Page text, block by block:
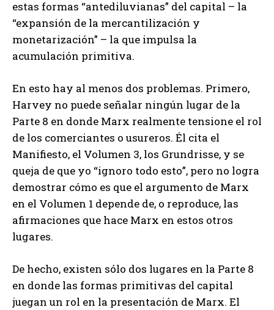
estas formas “antediluvianas” del capital – la
“expansión de la mercantilización y
monetarización” – la que impulsa la
acumulación primitiva.
En esto hay al menos dos problemas. Primero,
Harvey no puede señalar ningún lugar de la
Parte 8 en donde Marx realmente tensione el rol
de los comerciantes o usureros. Él cita el
Manifiesto, el Volumen 3, los Grundrisse, y se
queja de que yo “ignoro todo esto”, pero no logra
demostrar cómo es que el argumento de Marx
en el Volumen 1 depende de, o reproduce, las
afirmaciones que hace Marx en estos otros
lugares.
De hecho, existen sólo dos lugares en la Parte 8
en donde las formas primitivas del capital
juegan un rol en la presentación de Marx. El